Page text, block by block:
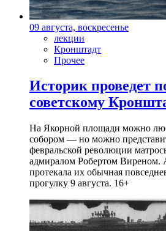
09 августа, воскресенье
лекции
Кронштадт
Прочее
Историк проведет
советскому
На Якорной площади можно
собором — но можно
февральской революции
адмиралом Робертом
протекала их обычная
прогулку 9 августа. 16+